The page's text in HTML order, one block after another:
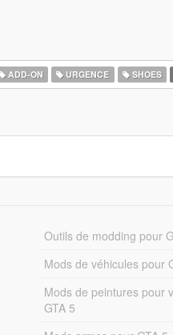
ADD-ON URGENCE SHOES
Outils de modding pour
Mods de véhicules pour
Mods de peintures pour
GTA 5